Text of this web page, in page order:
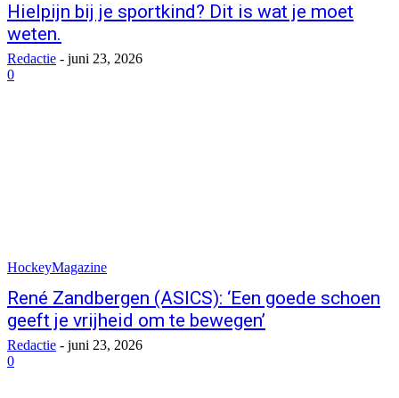
Hielpijn bij je sportkind? Dit is wat je moet
weten.
Redactie - juni 23, 2026
0
HockeyMagazine
René Zandbergen (ASICS): ‘Een goede schoen
geeft je vrijheid om te bewegen’
Redactie - juni 23, 2026
0